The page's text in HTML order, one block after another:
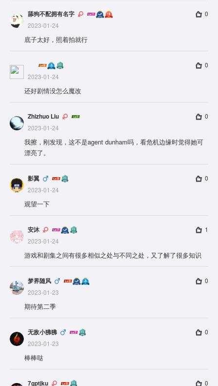
舔狗不配拥有名字
2023-01-24
0
底子太好，照着拍就行
2023-01-24
0
还好剧情没怎么魔改
Zhizhuo Liu
2023-01-24
0
我擦，刚发现，这不是agent dunham吗，看危机边缘时觉得她可
漂亮了。
影翼
2023-01-24
0
观望一下
安沐
2023-01-24
1
游戏和剧集之间有很多相似之处与不同之处，又了解了很多知识
梦界随风
2023-01-23
0
期待第二季
无敌小狒狒
2023-01-23
0
棒棒哒
7gptjku 0